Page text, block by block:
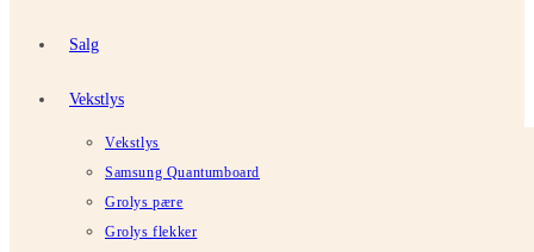
Salg
Vekstlys
Vekstlys
Samsung Quantumboard
Grolys pære
Grolys flekker